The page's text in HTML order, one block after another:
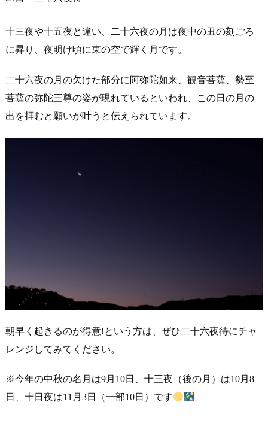
十三夜や十五夜と違い、二十六夜の月は夜中の丑の刻ごろ
に昇り、夜明け頃に東の空で輝く月です。
二十六夜の月の欠けた部分に阿弥陀如来、観音菩薩、勢至
菩薩の弥陀三尊の姿が現れているといわれ、この日の月の
出を拝むと願いが叶うと伝えられています。
朝早く起きるのが得意!という方は、ぜひ二十六夜待にチャ
レンジしてみてください。
※今年の中秋の名月は9月10日、十三夜（後の月）は10月8
日、十日夜は11月3日（一部10日）です